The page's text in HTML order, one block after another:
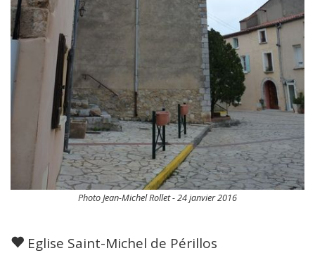
Photo Jean-Michel Rollet - 24 janvier 2016
Eglise Saint-Michel de Périllos